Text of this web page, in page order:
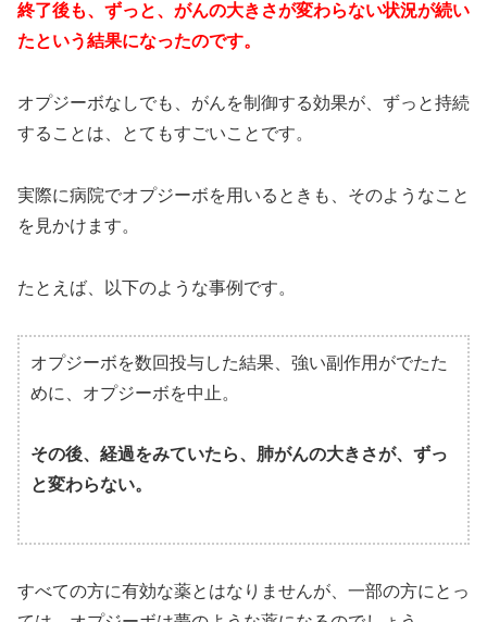
終了後も、ずっと、がんの大きさが変わらない状況が続い
たという結果になったのです。
オプジーボなしでも、がんを制御する効果が、ずっと持続
することは、とてもすごいことです。
実際に病院でオプジーボを用いるときも、そのようなこと
を見かけます。
たとえば、以下のような事例です。
オプジーボを数回投与した結果、強い副作用がでたた
めに、オプジーボを中止。
その後、経過をみていたら、肺がんの大きさが、ずっ
と変わらない。
すべての方に有効な薬とはなりませんが、一部の方にとっ